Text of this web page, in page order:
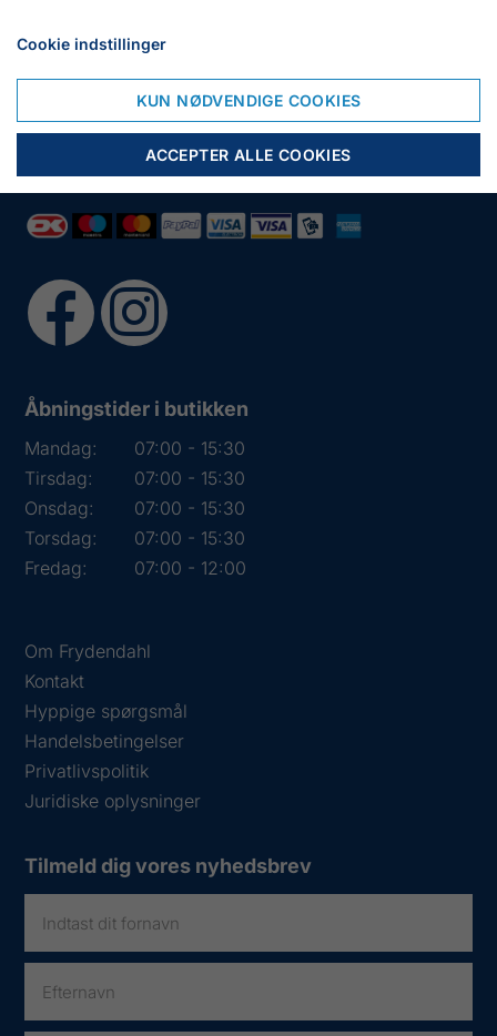
Frejasvej 7 A
+45 97 31 13 11
Mail: fiskenet@frydendahl.com
DK 15891645
Åbningstider i butikken
Mandag:
07:00 - 15:30
Tirsdag:
07:00 - 15:30
Onsdag:
07:00 - 15:30
Torsdag:
07:00 - 15:30
Fredag:
07:00 - 12:00
Om Frydendahl
Kontakt
Hyppige spørgsmål
Handelsbetingelser
Privatlivspolitik
Juridiske oplysninger
Tilmeld dig vores nyhedsbrev
Cookie indstillinger
KUN NØDVENDIGE COOKIES
ACCEPTER ALLE COOKIES